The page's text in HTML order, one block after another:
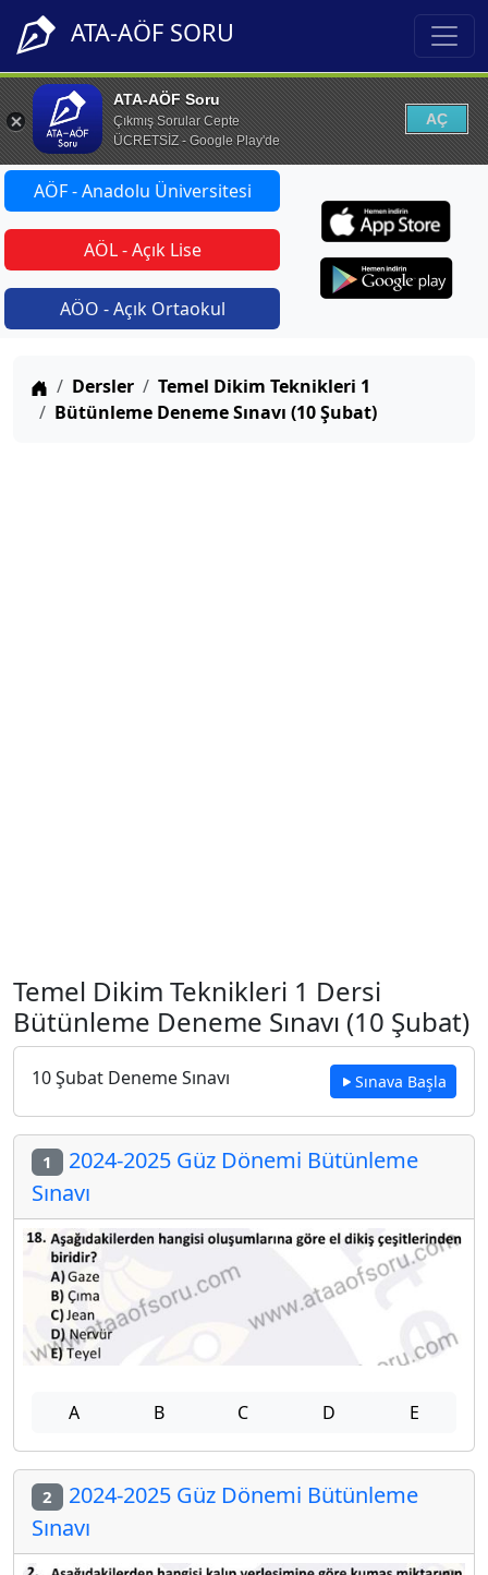
ATA-AÖF SORU
ATA-AÖF Soru
Çıkmış Sorular Cepte
ÜCRETSİZ - Google Play'de
AÇ
AÖF - Anadolu Üniversitesi
AÖL - Açık Lise
AÖO - Açık Ortaokul
Anasayfa
Dersler
Temel Dikim Teknikleri 1
Bütünleme Deneme Sınavı (10 Şubat)
Temel Dikim Teknikleri 1 Dersi
Bütünleme Deneme Sınavı (10 Şubat)
10 Şubat Deneme Sınavı Sınava Başla
1 2024-2025 Güz Dönemi Bütünleme
Sınavı
A B C D E
2 2024-2025 Güz Dönemi Bütünleme
Sınavı